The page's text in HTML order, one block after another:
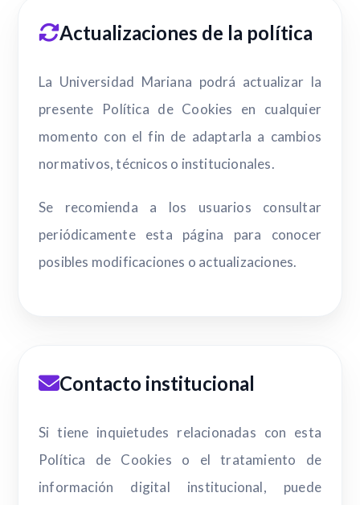
Actualizaciones de la política
La Universidad Mariana podrá actualizar la
presente Política de Cookies en cualquier
momento con el fin de adaptarla a cambios
normativos, técnicos o institucionales.
Se recomienda a los usuarios consultar
periódicamente esta página para conocer
posibles modificaciones o actualizaciones.
Contacto institucional
Si tiene inquietudes relacionadas con esta
Política de Cookies o el tratamiento de
información digital institucional, puede